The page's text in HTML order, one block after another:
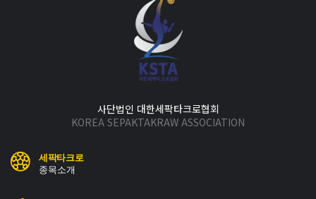
사단법인 대한세팍타크로협회
KOREA SEPAKTAKRAW ASSOCIATION
세팍타크로
종목소개